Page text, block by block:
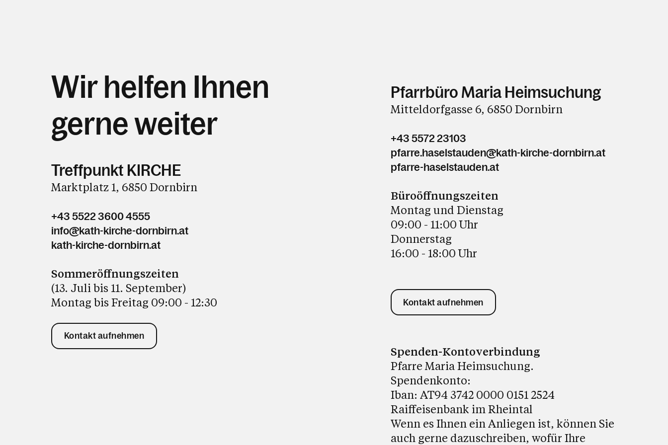
Wir helfen Ihnen
gerne weiter
Treffpunkt KIRCHE
Marktplatz 1, 6850 Dornbirn
+43 5522 3600 4555
info@kath-kirche-dornbirn.at
kath-kirche-dornbirn.at
Sommeröffnungszeiten
(13. Juli bis 11. September)
Montag bis Freitag 09:00 - 12:30
Kontakt aufnehmen
Pfarrbüro Maria Heimsuchung
Mitteldorfgasse 6, 6850 Dornbirn
+43 5572 23103
pfarre.haselstauden@kath-kirche-dornbirn.at
pfarre-haselstauden.at
Büroöffnungszeiten
Montag und Dienstag
09:00 - 11:00 Uhr
Donnerstag
16:00 - 18:00 Uhr
Kontakt aufnehmen
Spenden-Kontoverbindung
Pfarre Maria Heimsuchung.
Spendenkonto:
Iban: AT94 3742 0000 0151 2524
Raiffeisenbank im Rheintal
Wenn es Ihnen ein Anliegen ist, können Sie
auch gerne dazuschreiben, wofür Ihre